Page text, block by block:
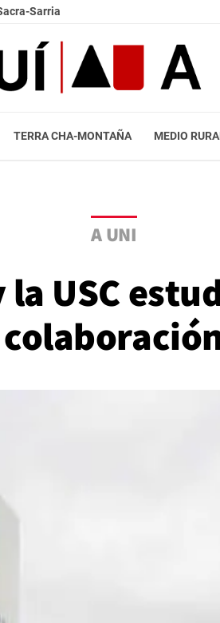
Sarria
TERRA CHA-MONTAÑA MEDIO
A UNI
la USC